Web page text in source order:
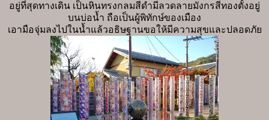
อยู่ที่สุดทางเดิน เป็นหินทรงกลมสีดำมีลวดลายมังกรสีทองตั้งอยู่
บนบ่อน้ำ ถือเป็นผู้พิทักษ์ของเมือง
เอามือจุ่มลงไปในน้ำแล้วอธิษฐานขอให้มีความสุขและปลอดภัย